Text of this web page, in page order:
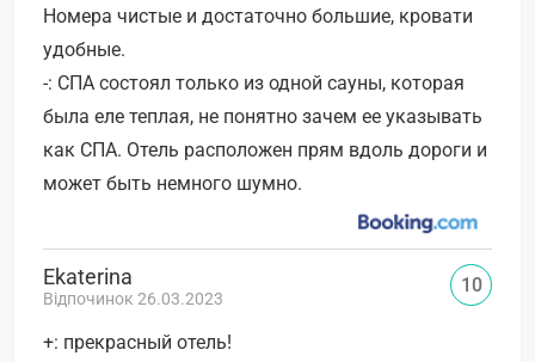
Номера чистые и достаточно большие, кровати
удобные.
-: СПА состоял только из одной сауны, которая
была еле теплая, не понятно зачем ее указывать
как СПА. Отель расположен прям вдоль дороги и
может быть немного шумно.
Ekaterina
Відпочинок 26.03.2023
+: прекрасный отель!
10